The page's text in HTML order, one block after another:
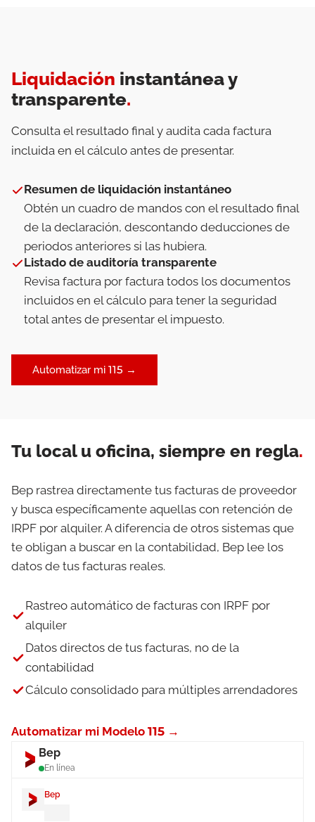
Liquidación instantánea y
transparente.
Consulta el resultado final y audita cada factura
incluida en el cálculo antes de presentar.
Resumen de liquidación instantáneo
Obtén un cuadro de mandos con el resultado final
de la declaración, descontando deducciones de
periodos anteriores si las hubiera.
Listado de auditoría transparente
Revisa factura por factura todos los documentos
incluidos en el cálculo para tener la seguridad
total antes de presentar el impuesto.
Automatizar mi 115 →
Tu local u oficina, siempre en regla.
Bep rastrea directamente tus facturas de proveedor
y busca específicamente aquellas con retención de
IRPF por alquiler. A diferencia de otros sistemas que
te obligan a buscar en la contabilidad, Bep lee los
datos de tus facturas reales.
Rastreo automático de facturas con IRPF por
alquiler
Datos directos de tus facturas, no de la
contabilidad
Cálculo consolidado para múltiples arrendadores
Automatizar mi Modelo 115 →
Bep
En línea
Bep